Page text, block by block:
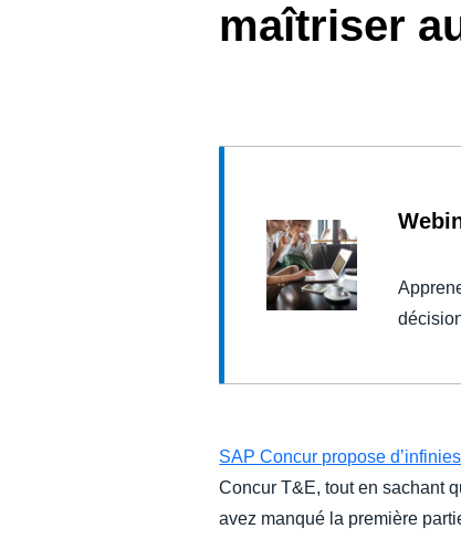
maîtriser
SAP Concur propose
Concur T&E, tout en sachant
avez manqué la première